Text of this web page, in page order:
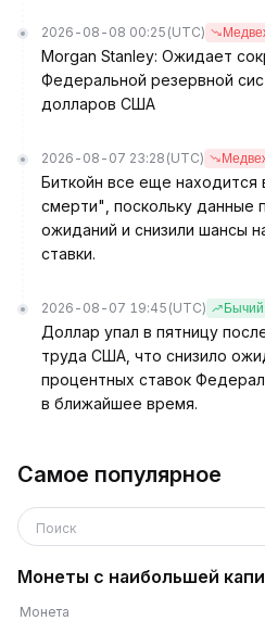
2026-08-08 00:25 (UTC)
Morgan Stanley: Ожидает
Федеральной резервной
долларов США
2026-08-07 23:28 (UTC)
Биткойн все еще находится
смерти", поскольку данные
ожиданий и снизили шансы
ставки.
2026-08-07 19:45 (UTC) Бычий
Доллар упал в пятницу
труда США, что снизило
процентных ставок
в ближайшее время.
Самое популярное
Поиск
Монеты с наибольшей
Монета